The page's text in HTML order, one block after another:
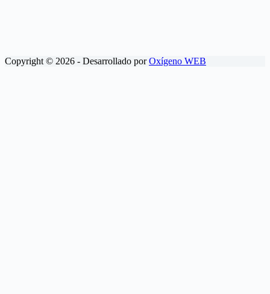
Copyright © 2026 - Desarrollado porOxígeno WEB